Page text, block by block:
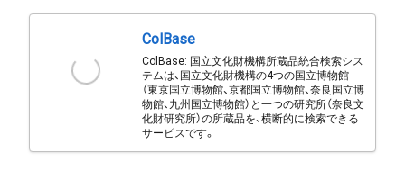
ColBase
ColBase: 国立文化財機構所蔵品統合検索シス
テムは、国立文化財機構の4つの国立博物館
（東京国立博物館、京都国立博物館、奈良国立博
物館、九州国立博物館）と一つの研究所（奈良文
化財研究所）の所蔵品を、横断的に検索できる
サービスです。